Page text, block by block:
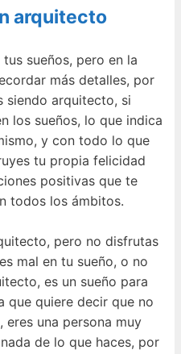
arquitecto
sueños, pero en la
más detalles, por
siendo arquitecto, si
los sueños, lo que indica
y con todo lo que
tu propia felicidad
positivas que te
todos los ámbitos.
pero no disfrutas
mal en tu sueño, o no
es un sueño para
que quiere decir que no
una persona muy
de lo que haces, por